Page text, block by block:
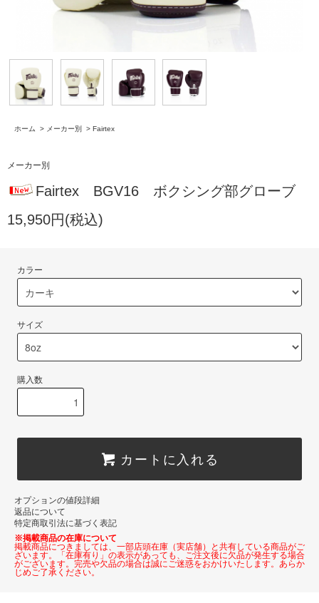
ホーム > メーカー別 > Fairtex
メーカー別
Fairtex BGV16 ボクシング部グローブ
15,950円(税込)
カラー
サイズ
購入数
カートに入れる
オプションの値段詳細
返品について
特定商取引法に基づく表記
※掲載商品の在庫について
掲載商品につきましては、一部店頭在庫（実店舗）と共有している商品がご
ざいます。「在庫有り」の表示があっても、ご注文後に欠品が発生する場合
がございます。完売や欠品の場合は誠にご迷惑をおかけいたします。あらか
じめご了承ください。